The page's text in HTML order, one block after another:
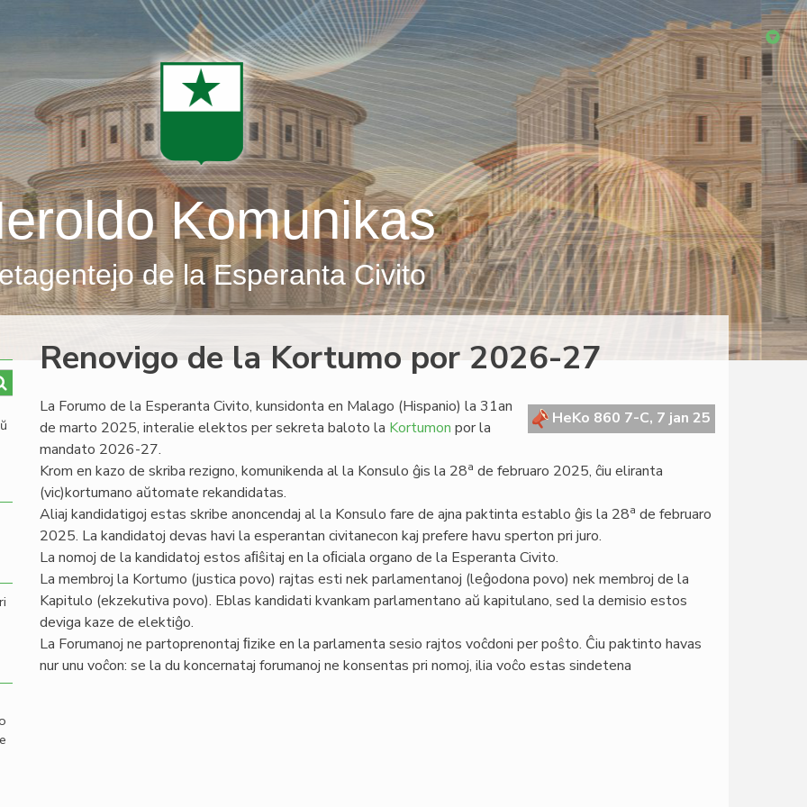
Komunikas
de la Esperanta Civito
Renovigo de la Kortumo por 2026-27
HeKo 860 7-C, 7 jan 25
La Forumo de la Esperanta Civito, kunsidonta en Malago (Hispanio) la 31an
de marto 2025, interalie elektos per sekreta baloto la Kortumon por la
mandato 2026-27.
Krom en kazo de skriba rezigno, komunikenda al la Konsulo ĝis la 28a de februaro 2025, ĉiu eliranta
(vic)kortumano aŭtomate rekandidatas.
Aliaj kandidatigoj estas skribe anoncendaj al la Konsulo fare de ajna paktinta establo ĝis la 28a de februaro
2025. La kandidatoj devas havi la esperantan civitanecon kaj prefere havu sperton pri juro.
La nomoj de la kandidatoj estos aﬁŝitaj en la oﬁciala organo de la Esperanta Civito.
La membroj la Kortumo (justica povo) rajtas esti nek parlamentanoj (leĝodona povo) nek membroj de la
Kapitulo (ekzekutiva povo). Eblas kandidati kvankam parlamentano aŭ kapitulano, sed la demisio estos
deviga kaze de elektiĝo.
La Forumanoj ne partoprenontaj ﬁzike en la parlamenta sesio rajtos voĉdoni per poŝto. Ĉiu paktinto havas
nur unu voĉon: se la du koncernataj forumanoj ne konsentas pri nomoj, ilia voĉo estas sindetena